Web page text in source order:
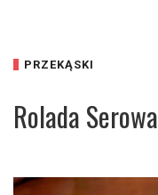
PRZEKĄSKI
Rolada Serowa